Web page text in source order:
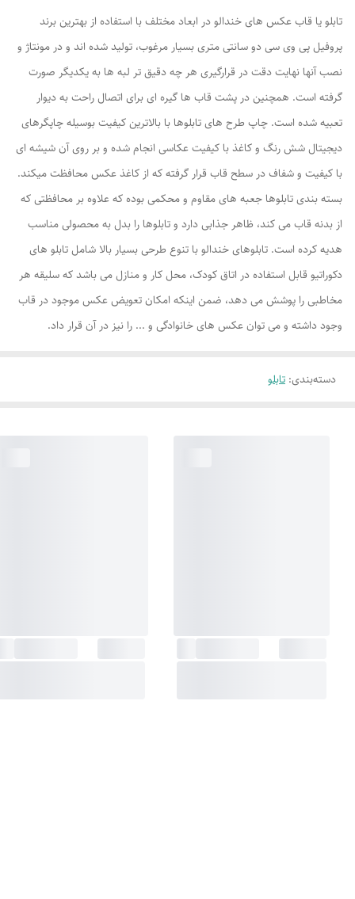
تابلو یا قاب عکس های خندالو در ابعاد مختلف با استفاده از بهترین برند
پروفیل پی وی سی دو سانتی متری بسیار مرغوب، تولید شده اند و در مونتاژ و
نصب آنها نهایت دقت در قرارگیری هر چه دقیق تر لبه ها به یکدیگر صورت
گرفته است. همچنین در پشت قاب ها گیره ای برای اتصال راحت به دیوار
تعبیه شده است. چاپ طرح های تابلوها با بالاترین کیفیت بوسیله چاپگرهای
دیجیتال شش رنگ و کاغذ با کیفیت عکاسی انجام شده و بر روی آن شیشه ای
با کیفیت و شفاف در سطح قاب قرار گرفته که از کاغذ عکس محافظت میکند.
بسته بندی تابلوها جعبه های مقاوم و محکمی بوده که علاوه بر محافظتی که
از بدنه قاب می کند، ظاهر جذابی دارد و تابلوها را بدل به محصولی مناسب
هدیه کرده است. تابلوهای خندالو با تنوع طرحی بسیار بالا شامل تابلو های
دکوراتیو قابل استفاده در اتاق کودک، محل کار و منازل می باشد که سلیقه هر
مخاطبی را پوشش می دهد، ضمن اینکه امکان تعویض عکس موجود در قاب
وجود داشته و می توان عکس های خانوادگی و ... را نیز در آن قرار داد.
دسته‌بندی: تابلو